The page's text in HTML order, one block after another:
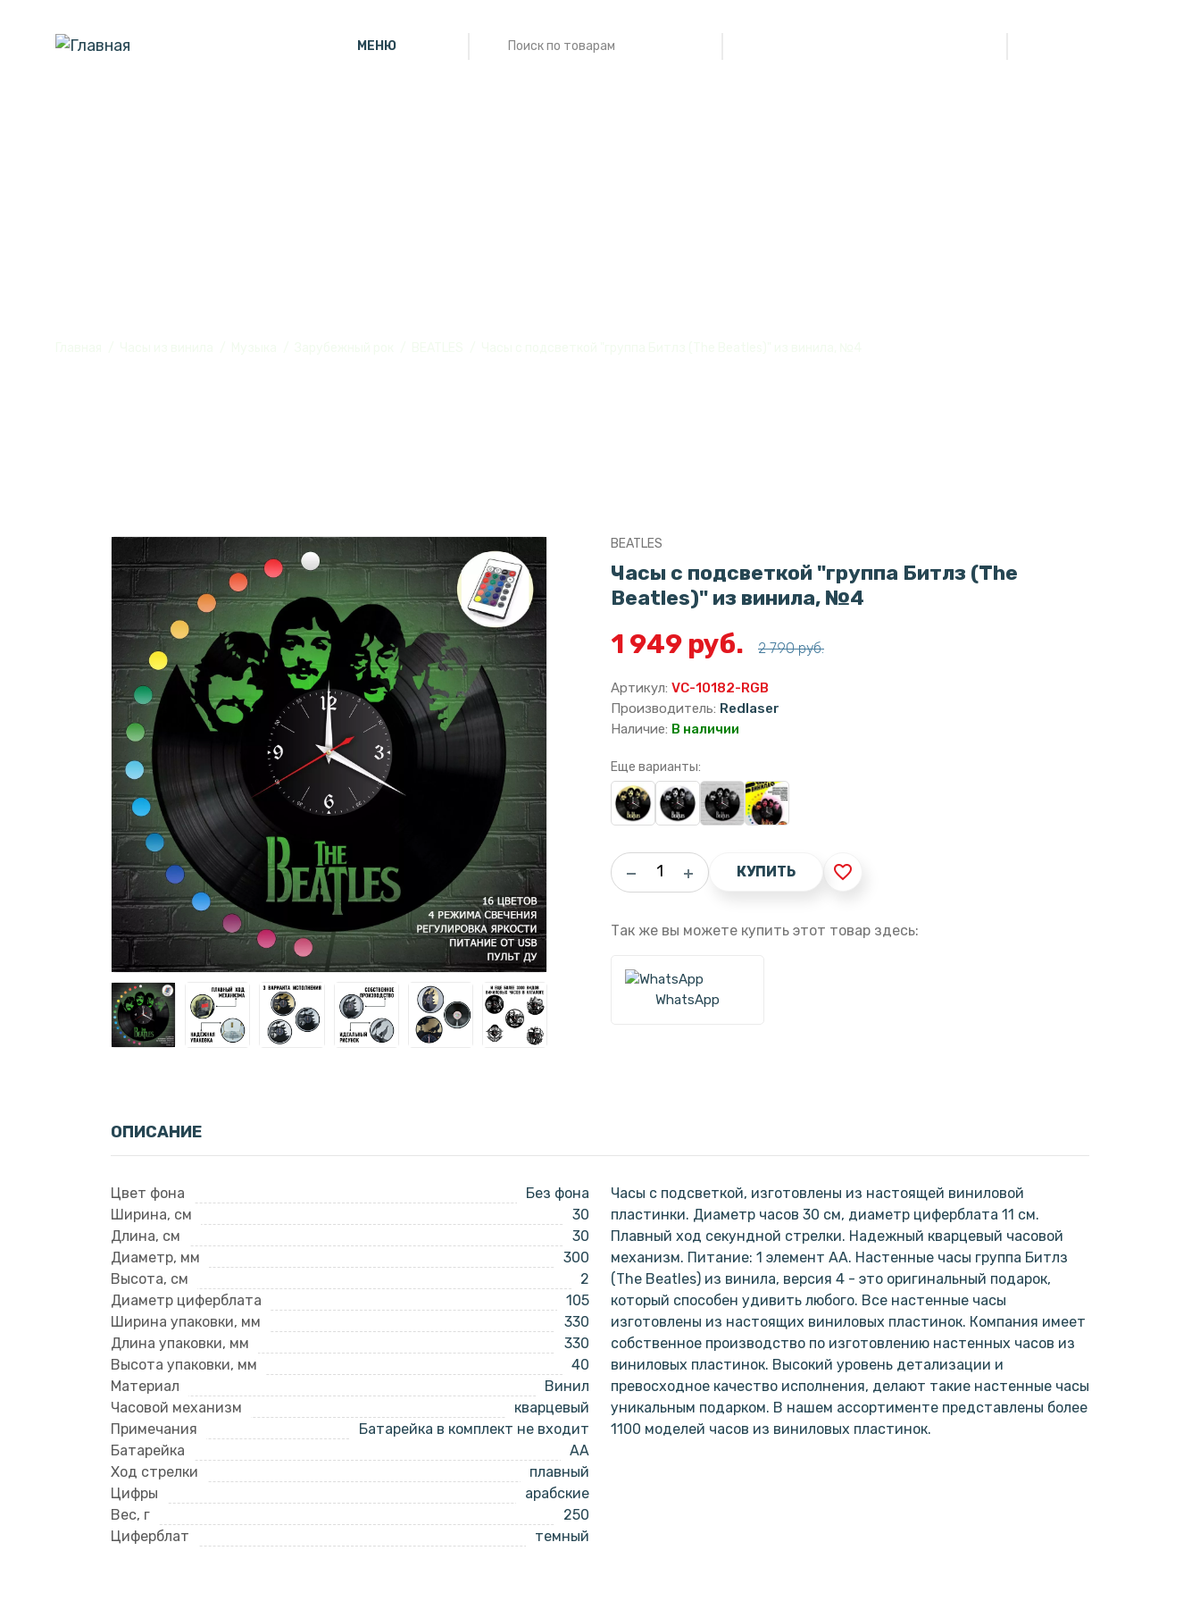
МЕНЮ
BEATLES
Часы с подсветкой "группа Битлз (The
Beatles)" из винила, №4
1 949 руб. 2 790 руб.
Артикул: VC-10182-RGB
Производитель: Redlaser
Наличие: В наличии
Еще варианты:
КУПИТЬ favorite_border
Так же вы можете купить этот товар здесь:
WhatsApp
ОПИСАНИЕ
Цвет фона
Без фона
Ширина, см
30
Длина, см
30
Диаметр, мм
300
Высота, см
2
Диаметр циферблата
105
Ширина упаковки, мм
330
Длина упаковки, мм
330
Высота упаковки, мм
40
Материал
Винил
Часовой механизм
кварцевый
Примечания
Батарейка в комплект не входит
Батарейка
AA
Ход стрелки
плавный
Цифры
арабские
Вес, г
250
Циферблат
темный
Часы с подсветкой, изготовлены из настоящей виниловой
пластинки. Диаметр часов 30 см, диаметр циферблата 11 см.
Плавный ход секундной стрелки. Надежный кварцевый часовой
механизм. Питание: 1 элемент АА. Настенные часы группа Битлз
(The Beatles) из винила, версия 4 - это оригинальный подарок,
который способен удивить любого. Все настенные часы
изготовлены из настоящих виниловых пластинок. Компания имеет
собственное производство по изготовлению настенных часов из
виниловых пластинок. Высокий уровень детализации и
превосходное качество исполнения, делают такие настенные часы
уникальным подарком. В нашем ассортименте представлены более
1100 моделей часов из виниловых пластинок.